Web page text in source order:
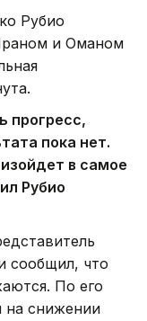
Рубио
и Оманом
прогресс,
пока нет.
в самое
Рубио
сообщил, что
По его
на снижении